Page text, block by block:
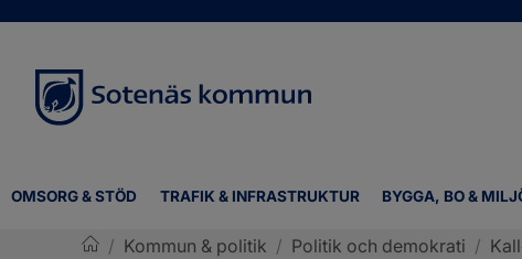
OMSORG & STÖD TRAFIK & INFRASTRUKTUR BYGGA, BO &
/ Kommun & politik / Politik och demokrati /